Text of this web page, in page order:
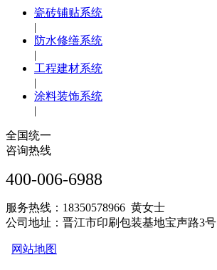
瓷砖铺贴系统
|
防水修缮系统
|
工程建材系统
|
涂料装饰系统
|
全国统一
咨询热线
400-006-6988
服务热线：18350578966 黄女士
公司地址：晋江市印刷包装基地宝声路3号
网站地图